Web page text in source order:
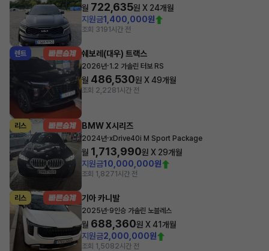
월 722,635원 X 24개월
지원금1,400,000원
조회 3191시간 전
렌트 쉐보레(대우) 트랙스
2026년·1.2 가솔린 터보 RS
월 486,530원 X49개월
조회 2,2281시간 전
리스 BMW X시리즈
2024년·xDrive40i M Sport Package
월 1,713,990원 X 29개월
지원금10,000,000원
조회 1,8271시간 전
리스 기아 카니발
2025년·9인승 가솔린 노블레스
월 688,360원 X41개월
지원금2,000,000원
조회 1,5082시간 전